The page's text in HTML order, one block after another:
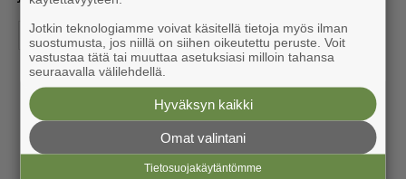
Mynämäki Mynämäen Pallo-53
Jotkin teknologiamme voivat käsitellä tietoja myös ilman
suostumusta, jos niillä on siihen oikeutettu peruste. Voit
vastustaa tätä tai muuttaa asetuksiasi milloin tahansa
seuraavalla välilehdellä.
Hyväksyn kaikki
Omat valintani
Tietosuojakäytäntömme